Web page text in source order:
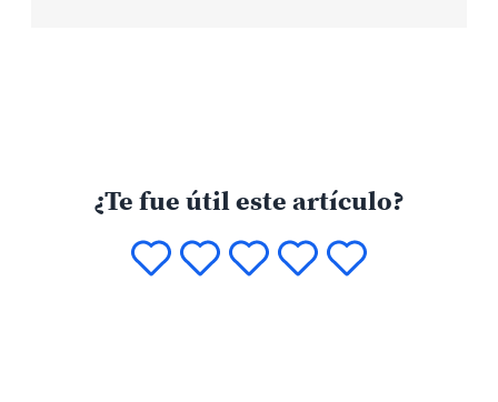
¿Te fue útil este artículo?